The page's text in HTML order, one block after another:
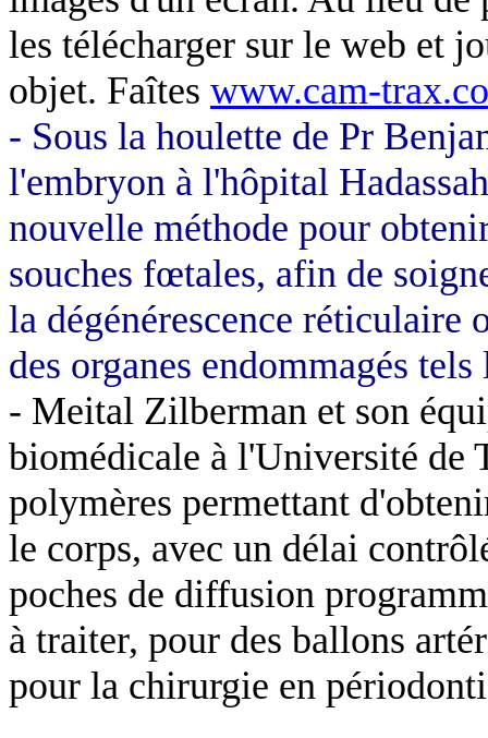
les télécharger sur le web et
objet. Faîtes www.cam-
- Sous la houlette de Pr
l'embryon à l'hôpital Hadassah
nouvelle méthode pour
souches fœtales, afin de
la dégénérescence réticulaire
des organes endommagés
- Meital Zilberman et son
biomédicale à l'Université de
polymères permettant
le corps, avec un délai
poches de diffusion
à traiter, pour des ballons
pour la chirurgie en